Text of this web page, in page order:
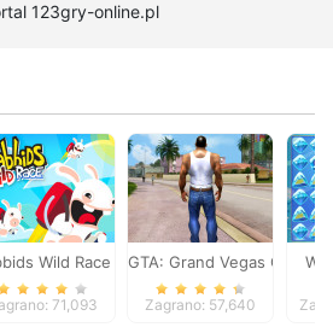
123gry-online.pl
Wild Race
71,093
GTA: Grand Vegas Crime
Zagrano: 57,640